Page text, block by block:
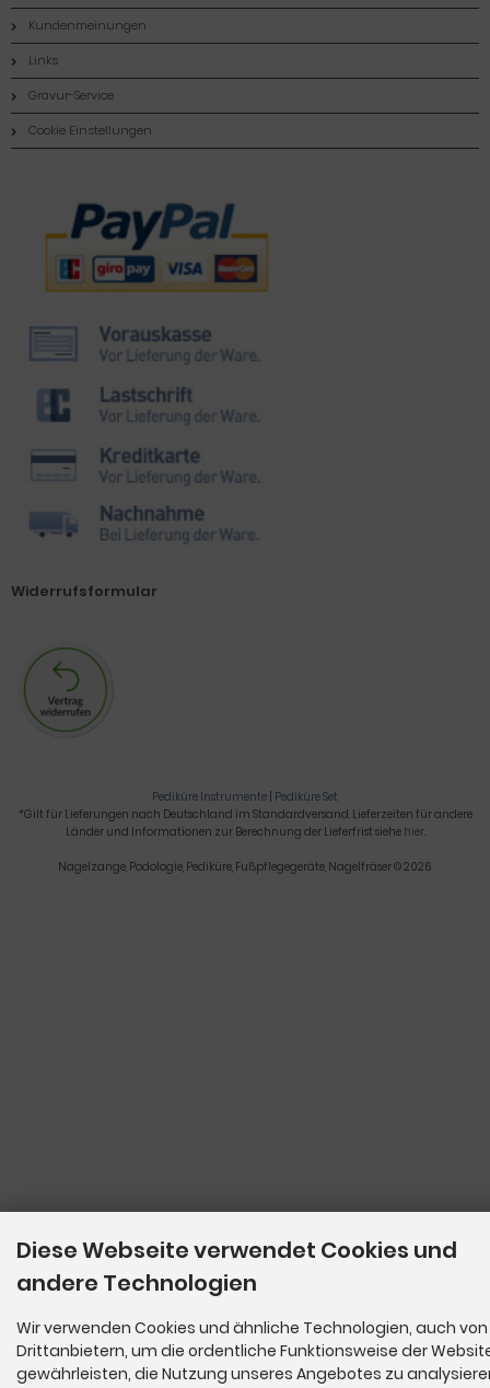
Kundenmeinungen
Links
Gravur-Service
Cookie Einstellungen
Zahlungsmethoden
Widerrufsformular
Pediküre Instrumente | Pediküre Set
*Gilt für Lieferungen nach Deutschland im Standardversand. Lieferzeiten für andere
Länder und Informationen zur Berechnung der Lieferfrist siehe hier.
Nagelzange, Podologie, Pediküre, Fußpflegegeräte, Nagelfräser © 2026
Diese Webseite verwendet Cookies und
andere Technologien
Wir verwenden Cookies und ähnliche Technologien, auch von
Drittanbietern, um die ordentliche Funktionsweise der
gewährleisten, die Nutzung unseres Angebotes zu